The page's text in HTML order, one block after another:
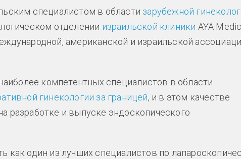
специалистом в области зарубежной
отделении израильской клиники AYA
американской и израильской
компетентных специалистов в области
гинекологии за границей, и в этом качестве
разработке и выпуске эндоскопического
один из лучших специалистов по